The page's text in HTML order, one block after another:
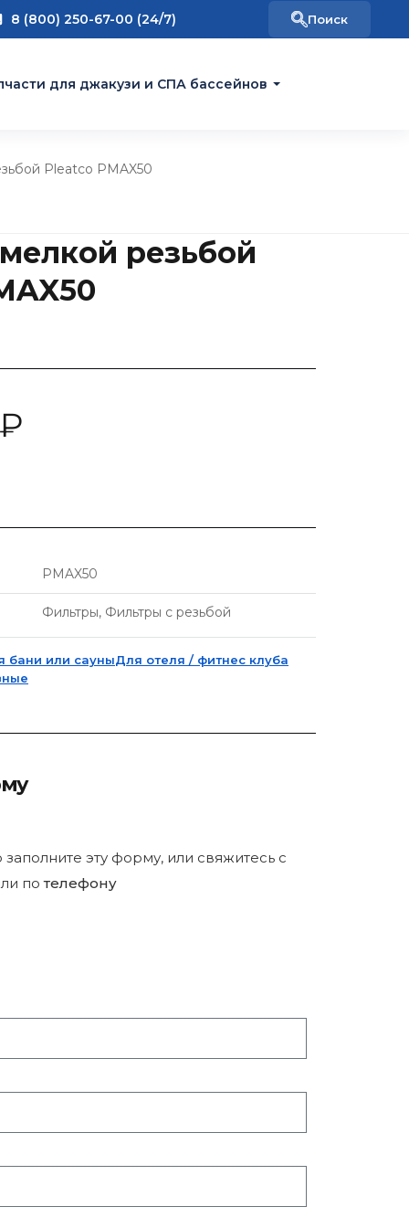
8 (800) 250-67-00 (24/7)
для джакузи и СПА бассейнов
Pleatco PMAX50
резьбой
₽
PMAX50
Фильтры, Фильтры с резьбой
бани или сауныДля отеля / фитнес клуба
заполните эту форму, или свяжитесь с
потелефону